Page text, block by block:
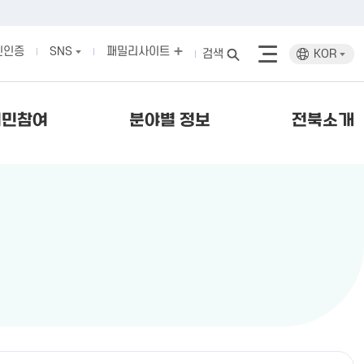
참여 분야별 정보 전북소개
인증 SNS 패밀리사이트 검색 KOR